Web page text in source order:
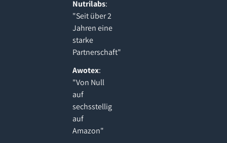
Nutrilabs:
"Seit über 2
Jahren eine
starke
Partnerschaft"
Awotex:
"Von Null
auf
sechsstellig
auf
Amazon"